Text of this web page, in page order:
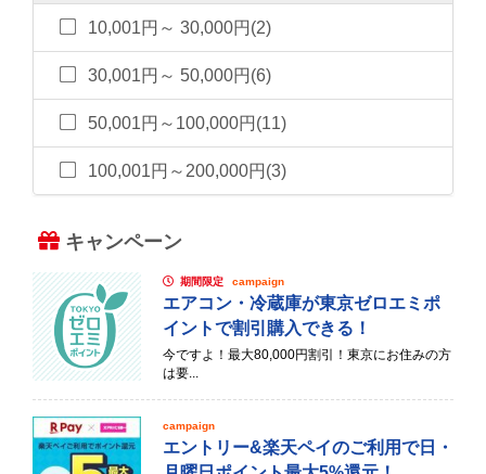
10,001円～ 30,000円(2)
30,001円～ 50,000円(6)
50,001円～100,000円(11)
100,001円～200,000円(3)
キャンペーン
期間限定 campaign
エアコン・冷蔵庫が東京ゼロエミポ
イントで割引購入できる！
今ですよ！最大80,000円割引！東京にお住みの方
は要...
campaign
エントリー&楽天ペイのご利用で日・